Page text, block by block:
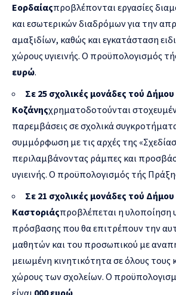
Εορδαίαςπροβλέπονται εργασίες
και εσωτερικών διαδρόμων για την
αμαξιδίων, καθώς και εγκατάσταση
χώρους υγιεινής. Ο προϋπολογισμός
ευρώ.
Σε 25 σχολικές μονάδες τού Δήμου
Κοζάνηςχρηματοδοτούνται
παρεμβάσεις σε σχολικά
συμμόρφωση με τις αρχές της
περιλαμβάνοντας ράμπες και
υγιεινής. Ο προϋπολογισμός τής
Σε 21 σχολικές μονάδες τού Δήμου
Καστοριάςπροβλέπεται η
πρόσβασης που θα επιτρέπουν την
μαθητών και του προσωπικού με
μειωμένη κινητικότητα σε όλους τους
χώρους των σχολείων. Ο
είναι 000 ευρώ.